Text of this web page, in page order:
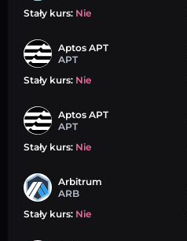
Stały kurs: Nie
Aptos APT
APT
Stały kurs: Nie
Aptos APT
APT
Stały kurs: Nie
Arbitrum
ARB
Stały kurs: Nie